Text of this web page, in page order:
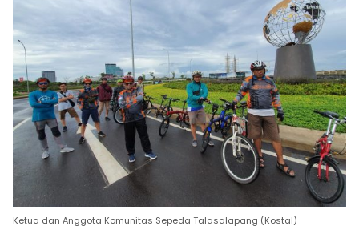
Ketua dan Anggota Komunitas Sepeda Talasalapang (Kostal)